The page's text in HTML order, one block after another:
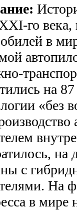
го века,
в
на
«без
на
с
На
в мире